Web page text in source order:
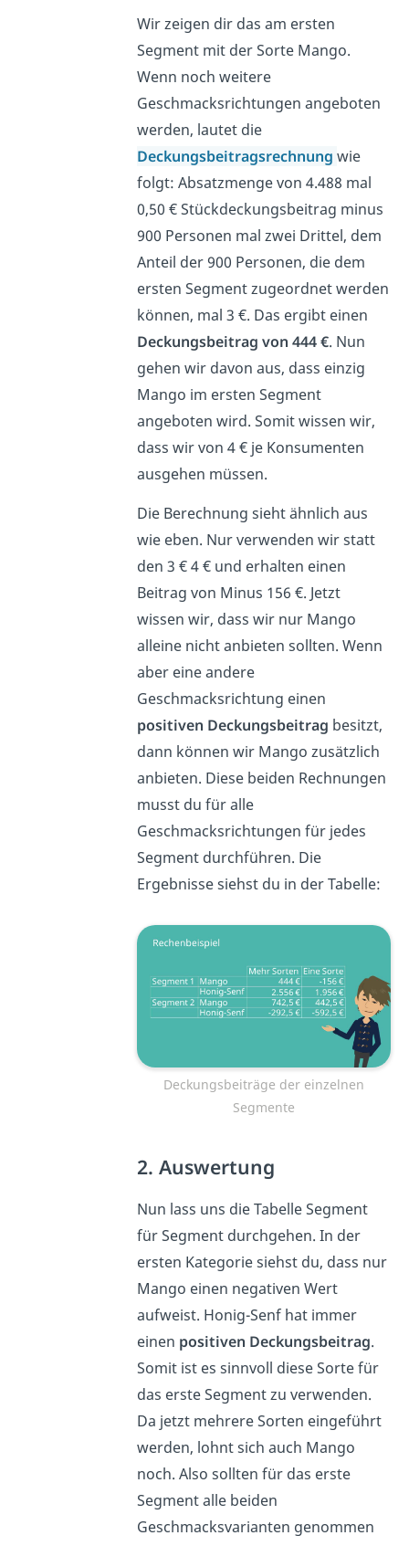
Wir zeigen dir das am ersten
Segment mit der Sorte Mango.
Wenn noch weitere
Geschmacksrichtungen angeboten
werden, lautet die
Deckungsbeitragsrechnung wie
folgt: Absatzmenge von 4.488 mal
0,50 € Stückdeckungsbeitrag minus
900 Personen mal zwei Drittel, dem
Anteil der 900 Personen, die dem
ersten Segment zugeordnet werden
können, mal 3 €. Das ergibt einen
Deckungsbeitrag von 444 €. Nun
gehen wir davon aus, dass einzig
Mango im ersten Segment
angeboten wird. Somit wissen wir,
dass wir von 4 € je Konsumenten
ausgehen müssen.
Die Berechnung sieht ähnlich aus
wie eben. Nur verwenden wir statt
den 3 € 4 € und erhalten einen
Beitrag von Minus 156 €. Jetzt
wissen wir, dass wir nur Mango
alleine nicht anbieten sollten. Wenn
aber eine andere
Geschmacksrichtung einen
positiven Deckungsbeitrag besitzt,
dann können wir Mango zusätzlich
anbieten. Diese beiden Rechnungen
musst du für alle
Geschmacksrichtungen für jedes
Segment durchführen. Die
Ergebnisse siehst du in der Tabelle:
Deckungsbeiträge der einzelnen
Segmente
2. Auswertung
Nun lass uns die Tabelle Segment
für Segment durchgehen. In der
ersten Kategorie siehst du, dass nur
Mango einen negativen Wert
aufweist. Honig-Senf hat immer
einen positiven Deckungsbeitrag.
Somit ist es sinnvoll diese Sorte für
das erste Segment zu verwenden.
Da jetzt mehrere Sorten eingeführt
werden, lohnt sich auch Mango
noch. Also sollten für das erste
Segment alle beiden
Geschmacksvarianten genommen